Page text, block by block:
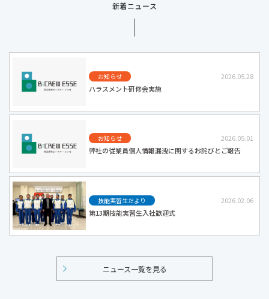
新着ニュース
お知らせ
ハラスメント研修会実施
2026.05.28
お知らせ
弊社の従業員個人情報漏洩に関するお詫びとご報告
2026.05.01
技能実習生だより
第13期技能実習生入社歓迎式
2026.02.06
ニュース一覧を見る